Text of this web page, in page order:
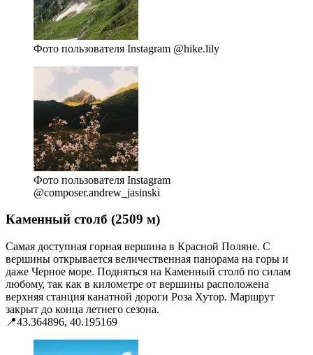
Фото пользователя Instagram @hike.lily
Фото пользователя Instagram
@composer.andrew_jasinski
Каменный столб (2509 м)
Самая доступная горная вершина в Красной Поляне. С
вершины открывается величественная панорама на горы и
даже Черное море. Подняться на Каменный столб по силам
любому, так как в километре от вершины расположена
верхняя станция канатной дороги Роза Хутор. Маршрут
закрыт до конца летнего сезона.
📍43.364896, 40.195169